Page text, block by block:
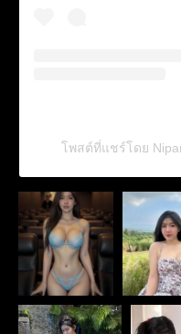
โพสต์ที่แชร์โดย